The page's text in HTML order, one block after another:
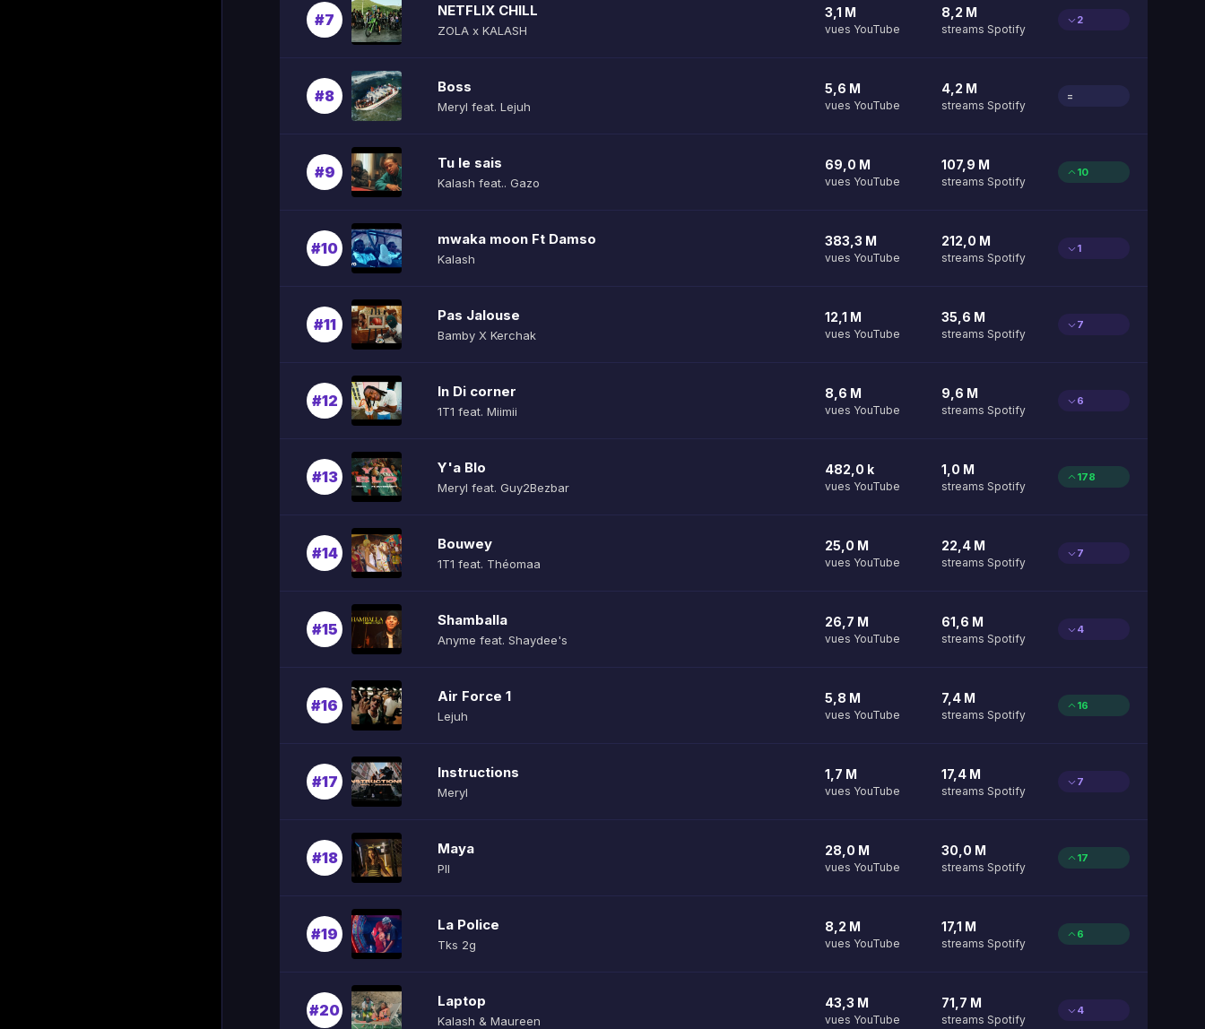
#7
NETFLIX CHILL
ZOLA x KALASH
3,1 M
vues YouTube
8,2 M
streams Spotify
2
#8
Boss
Meryl feat. Lejuh
5,6 M
vues YouTube
4,2 M
streams Spotify
=
#9
Tu le sais
Kalash feat.. Gazo
69,0 M
vues YouTube
107,9 M
streams Spotify
10
#10
mwaka moon Ft Damso
Kalash
383,3 M
vues YouTube
212,0 M
streams Spotify
1
#11
Pas Jalouse
Bamby X Kerchak
12,1 M
vues YouTube
35,6 M
streams Spotify
7
#12
In Di corner
1T1 feat. Miimii
8,6 M
vues YouTube
9,6 M
streams Spotify
6
#13
Y'a Blo
Meryl feat. Guy2Bezbar
482,0 k
vues YouTube
1,0 M
streams Spotify
178
#14
Bouwey
1T1 feat. Théomaa
25,0 M
vues YouTube
22,4 M
streams Spotify
7
#15
Shamballa
Anyme feat. Shaydee's
26,7 M
vues YouTube
61,6 M
streams Spotify
4
#16
Air Force 1
Lejuh
5,8 M
vues YouTube
7,4 M
streams Spotify
16
#17
Instructions
Meryl
1,7 M
vues YouTube
17,4 M
streams Spotify
7
#18
Maya
Pll
28,0 M
vues YouTube
30,0 M
streams Spotify
17
#19
La Police
Tks 2g
8,2 M
vues YouTube
17,1 M
streams Spotify
6
#20
Laptop
Kalash & Maureen
43,3 M
vues YouTube
71,7 M
streams Spotify
4